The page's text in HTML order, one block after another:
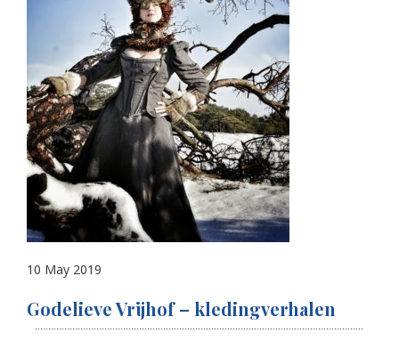
10 May 2019
Godelieve Vrijhof – kledingverhalen